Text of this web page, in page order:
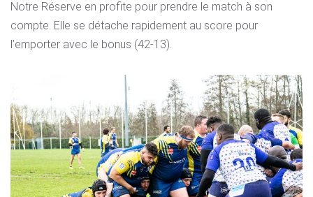
Notre Réserve en profite pour prendre le match à son
compte. Elle se détache rapidement au score pour
l’emporter avec le bonus (42-13).